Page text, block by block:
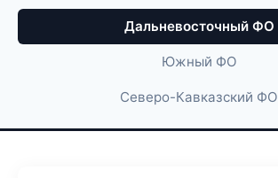
Дальневосточный ФО
Южный ФО
Северо-Кавказский ФО